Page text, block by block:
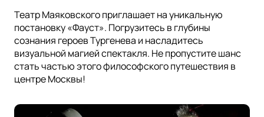
Театр Маяковского приглашает на уникальную
постановку «Фауст». Погрузитесь в глубины
сознания героев Тургенева и насладитесь
визуальной магией спектакля. Не пропустите шанс
стать частью этого философского путешествия в
центре Москвы!